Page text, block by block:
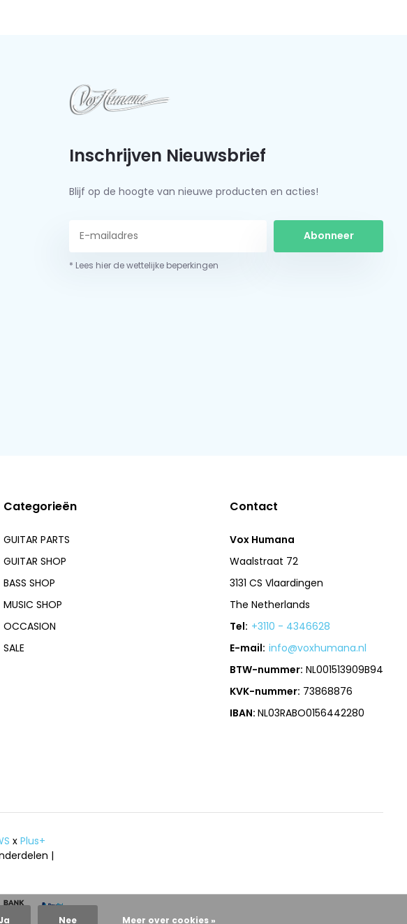
Inschrijven Nieuwsbrief
Blijf op de hoogte van nieuwe producten en acties!
Abonneer
* Lees hier de wettelijke beperkingen
Categorieën
GUITAR PARTS
GUITAR SHOP
BASS SHOP
MUSIC SHOP
OCCASION
SALE
Contact
Vox Humana
Waalstraat 72
3131 CS Vlaardingen
The Netherlands
Tel: +3110 - 4346628
E-mail: info@voxhumana.nl
BTW-nummer: NL001513909B94
KVK-nummer: 73868876
IBAN:NL03RABO0156442280
xPlus+
|
Nee Meer over cookies »